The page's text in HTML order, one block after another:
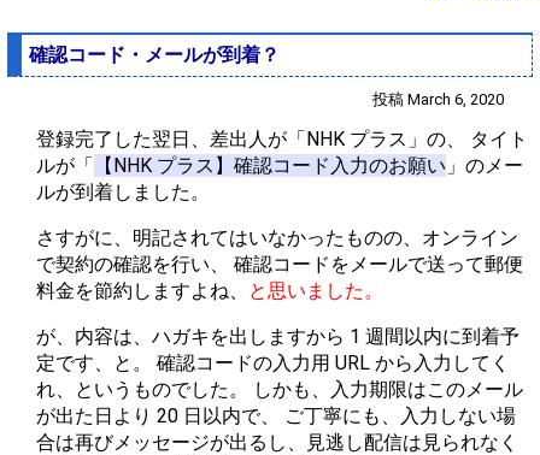
確認コード・メールが到着？
投稿 March 6, 2020
登録完了した翌日、差出人が「NHK プラス」の、 タイト
ルが「 【NHK プラス】確認コード入力のお願い 」のメー
ルが到着しました。
さすがに、明記されてはいなかったものの、オンライン
で契約の確認を行い、 確認コードをメールで送って郵便
料金を節約しますよね、
と思いました。
が、内容は、ハガキを出しますから 1 週間以内に到着予
定です、と。 確認コードの入力用 URL から入力してく
れ、というものでした。 しかも、入力期限はこのメール
が出た日より 20 日以内で、 ご丁寧にも、入力しない場
合は再びメッセージが出るし、見逃し配信は見られなく